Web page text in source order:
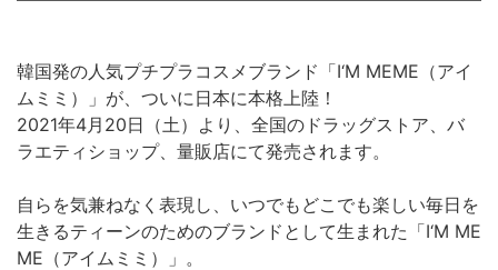
韓国発の人気プチプラコスメブランド「I‘M MEME（アイ
ムミミ）」が、ついに日本に本格上陸！
2021年4月20日（土）より、全国のドラッグストア、バ
ラエティショップ、量販店にて発売されます。
自らを気兼ねなく表現し、いつでもどこでも楽しい毎日を
生きるティーンのためのブランドとして生まれた「I‘M ME
ME（アイムミミ）」。